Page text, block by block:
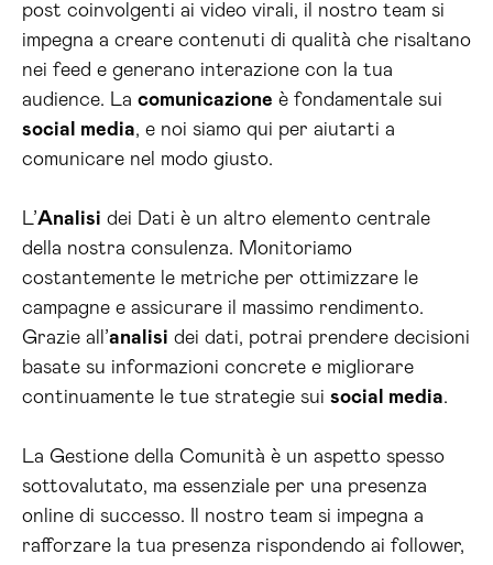
post coinvolgenti ai video virali, il nostro team si
impegna a creare contenuti di qualità che risaltano
nei feed e generano interazione con la tua
audience. La comunicazione è fondamentale sui
social media, e noi siamo qui per aiutarti a
comunicare nel modo giusto.
L’Analisi dei Dati è un altro elemento centrale
della nostra consulenza. Monitoriamo
costantemente le metriche per ottimizzare le
campagne e assicurare il massimo rendimento.
Grazie all’analisi dei dati, potrai prendere decisioni
basate su informazioni concrete e migliorare
continuamente le tue strategie sui social media.
La Gestione della Comunità è un aspetto spesso
sottovalutato, ma essenziale per una presenza
online di successo. Il nostro team si impegna a
rafforzare la tua presenza rispondendo ai follower,